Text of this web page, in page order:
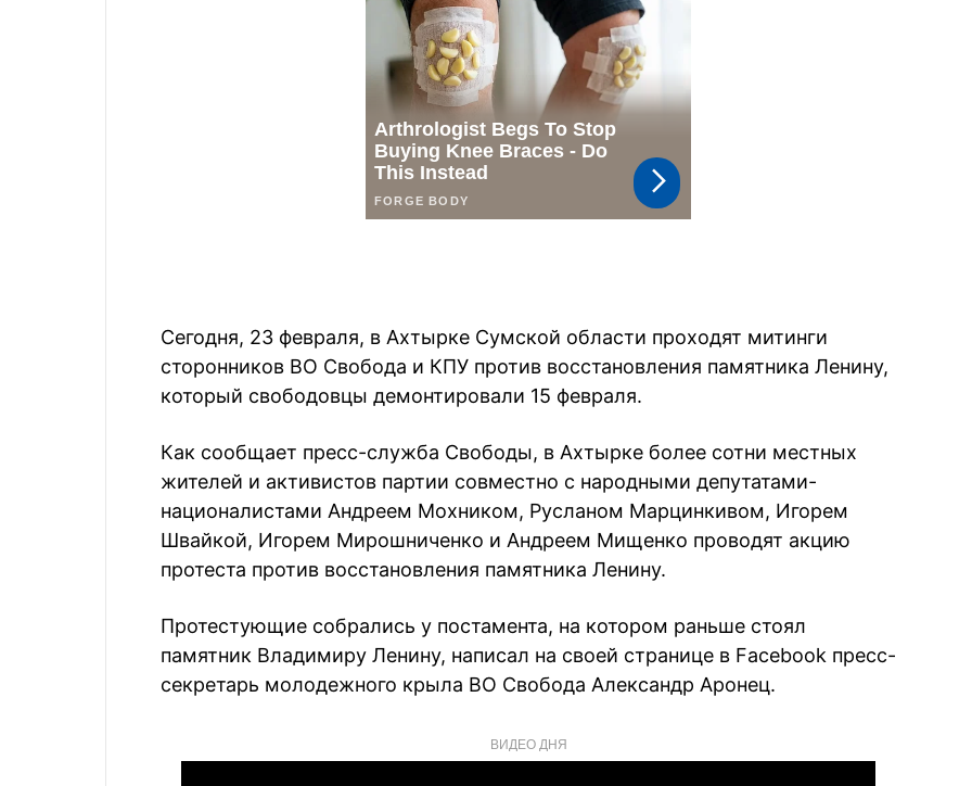
Сегодня, 23 февраля, в Ахтырке Сумской области проходят митинги
сторонников ВО Свобода и КПУ против восстановления памятника Ленину,
который свободовцы демонтировали 15 февраля.
Как сообщает пресс-служба Свободы, в Ахтырке более сотни местных
жителей и активистов партии совместно с народными депутатами-
националистами Андреем Мохником, Русланом Марцинкивом, Игорем
Швайкой, Игорем Мирошниченко и Андреем Мищенко проводят акцию
протеста против восстановления памятника Ленину.
Протестующие собрались у постамента, на котором раньше стоял
памятник Владимиру Ленину, написал на своей странице в Facebook пресс-
секретарь молодежного крыла ВО Свобода Александр Аронец.
ВИДЕО ДНЯ